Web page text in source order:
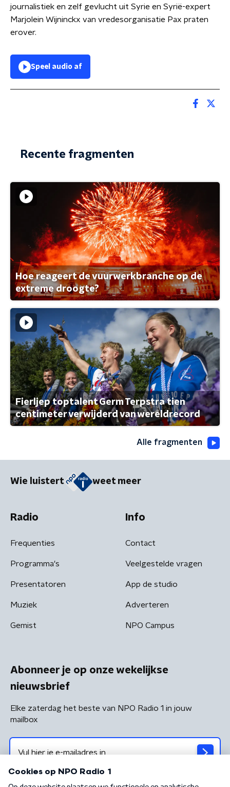
journalistiek en zelf gevlucht uit Syrie en Syrië-expert
Marjolein Wijninckx van vredesorganisatie Pax praten
erover.
Speel audio af
Recente fragmenten
Hoe reageert de vuurwerkbranche op de
extreme droogte?
Fierljep toptalent Germ Terpstra tien
centimeter verwijderd van wereldrecord
Alle fragmenten
Wie luistert weet meer
Radio
Frequenties
Programma's
Presentatoren
Muziek
Gemist
Info
Contact
Veelgestelde vragen
App de studio
Adverteren
NPO Campus
Abonneer je op onze wekelijkse
nieuwsbrief
Elke zaterdag het beste van NPO Radio 1 in jouw
mailbox